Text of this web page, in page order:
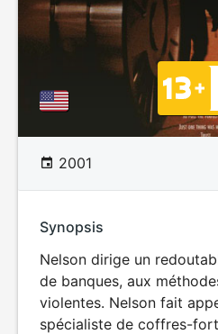
2001
Synopsis
Nelson dirige un
de banques, aux
violentes. Nelson fait
spécialiste de coffres-